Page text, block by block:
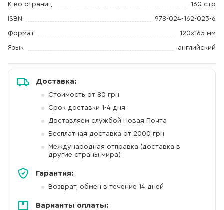
К-во страниц 160 стр
ISBN 978-024-162-023-6
Формат 120х165 мм
Язык английский
Доставка:
Стоимость от 80 грн
Срок доставки 1-4 дня
Доставляем службой Новая Почта
Бесплатная доставка от 2000 грн
Международная отправка (доставка в
другие страны мира)
Гарантия:
Возврат, обмен в течение 14 дней
Варианты оплаты: